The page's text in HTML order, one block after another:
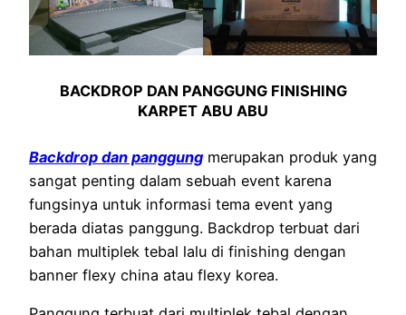
BACKDROP DAN PANGGUNG FINISHING
KARPET ABU ABU
Backdrop dan panggung merupakan produk yang
sangat penting dalam sebuah event karena
fungsinya untuk informasi tema event yang
berada diatas panggung. Backdrop terbuat dari
bahan multiplek tebal lalu di finishing dengan
banner flexy china atau flexy korea.